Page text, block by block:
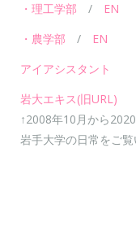
・理工学部 / EN
・農学部 / EN
アイアシスタント
岩大エキス(旧URL)
↑2008年10月から
岩手大学の日常をご覧